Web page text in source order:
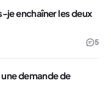
je enchaîner les deux
5
demande de